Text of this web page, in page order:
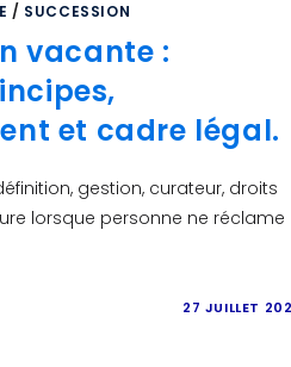
/ SUCCESSION
vacante :
et cadre légal.
gestion, curateur, droits
lorsque personne ne réclame
27 JUILLET